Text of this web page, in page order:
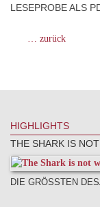
LESEPROBE ALS
… zurück
HIGHLIGHTS
THE SHARK IS
DIE GRÖSSTEN